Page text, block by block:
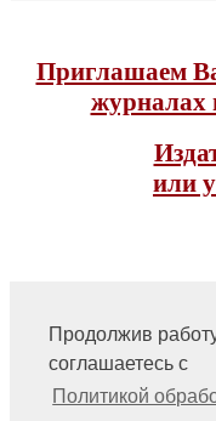
Продолжив
соглашаетесь с
Политикой
Приглашаем
журналах
или
На главную
Контакты,
Политика